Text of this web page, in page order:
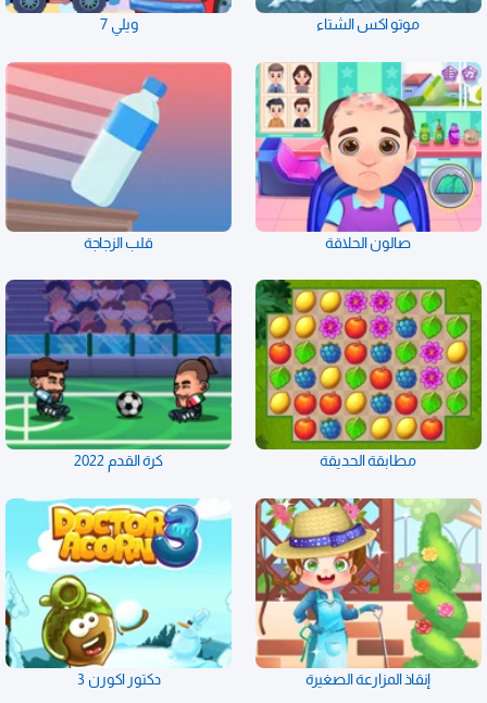
موتو اكس الشتاء ويلي 7
صالون الحلاقة قلب الزجاجة
مطابقة الحديقة كرة القدم 2022
إنقاذ المزارعة الصغيرة دكتور اكورن 3